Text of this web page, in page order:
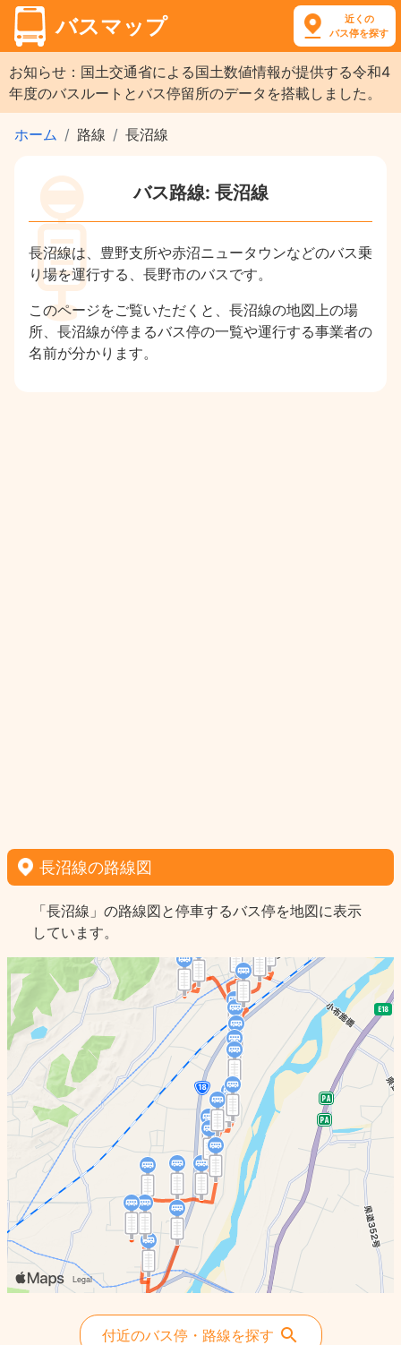
バスマップ
近くの
バス停を探す
お知らせ：国土交通省による国土数値情報が提供する令和4
年度のバスルートとバス停留所のデータを搭載しました。
ホーム 路線 長沼線
バス路線: 長沼線
長沼線は、豊野支所や赤沼ニュータウンなどのバス乗
り場を運行する、長野市のバスです。
このページをご覧いただくと、長沼線の地図上の場
所、長沼線が停まるバス停の一覧や運行する事業者の
名前が分かります。
長沼線の路線図
「長沼線」の路線図と停車するバス停を地図に表示
しています。
付近のバス停・路線を探す